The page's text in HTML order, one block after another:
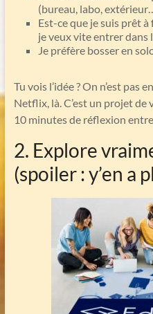
(bureau, labo,
Est-ce que je suis prêt
je veux vite entrer dans
Je préfère bosser en
Tu vois l’idée ? On n’est pas
Netflix, là. C’est un projet de
10 minutes de réflexion
2. Explore
(spoiler : y’en a